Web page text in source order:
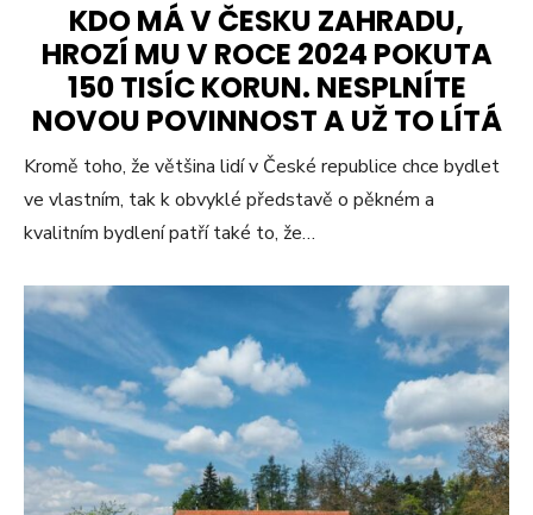
KDO MÁ V ČESKU ZAHRADU,
HROZÍ MU V ROCE 2024 POKUTA
150 TISÍC KORUN. NESPLNÍTE
NOVOU POVINNOST A UŽ TO LÍTÁ
Kromě toho, že většina lidí v České republice chce bydlet
ve vlastním, tak k obvyklé představě o pěkném a
kvalitním bydlení patří také to, že…